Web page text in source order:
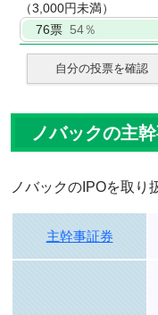
（3,000円未満）
76票 54％
自分の投票を確認
ノバックの主
ノバックのIPOを取り
主幹事証券